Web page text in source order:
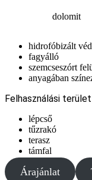
dolomit
hidrofóbizált
fagyálló
szemcseszórt
anyagában
Felhasználási terület
lépcső
tűzrakó
terasz
támfal
Árajánlat